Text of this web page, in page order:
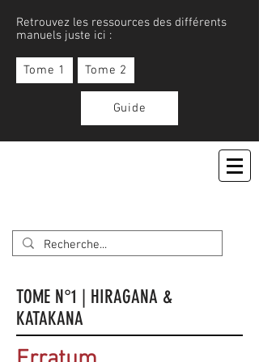
Retrouvez les ressources des différents
manuels juste ici :
Tome 1 Tome 2
Guide
TOME N°1 | HIRAGANA &
KATAKANA